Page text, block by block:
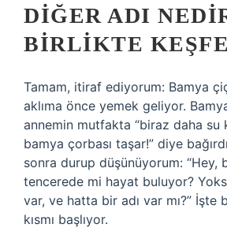
DIĞER ADI
BIRLIKTE
Tamam, itiraf ediyorum: Bamya
aklıma önce yemek geliyor.
annemin mutfakta “biraz daha su
bamya çorbası taşar!” diye
sonra durup düşünüyorum: “Hey,
tencerede mi hayat buluyor?
var, ve hatta bir adı var mı?” İşte
kısmı başlıyor.